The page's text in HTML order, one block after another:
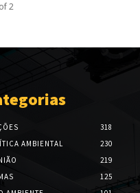
2
318
AMBIENTAL
230
219
125